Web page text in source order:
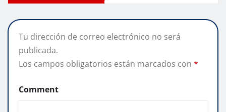
Tu dirección de correo electrónico no será
publicada.
Los campos obligatorios están marcados con *
Comment